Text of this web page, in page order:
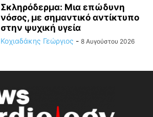
Σκληρόδερμα: Μια επώδυνη
νόσος, με σημαντικό αντίκτυπο
στην ψυχική υγεία
Κοχιαδάκης Γεώργιος - 8 Αυγούστου 2026